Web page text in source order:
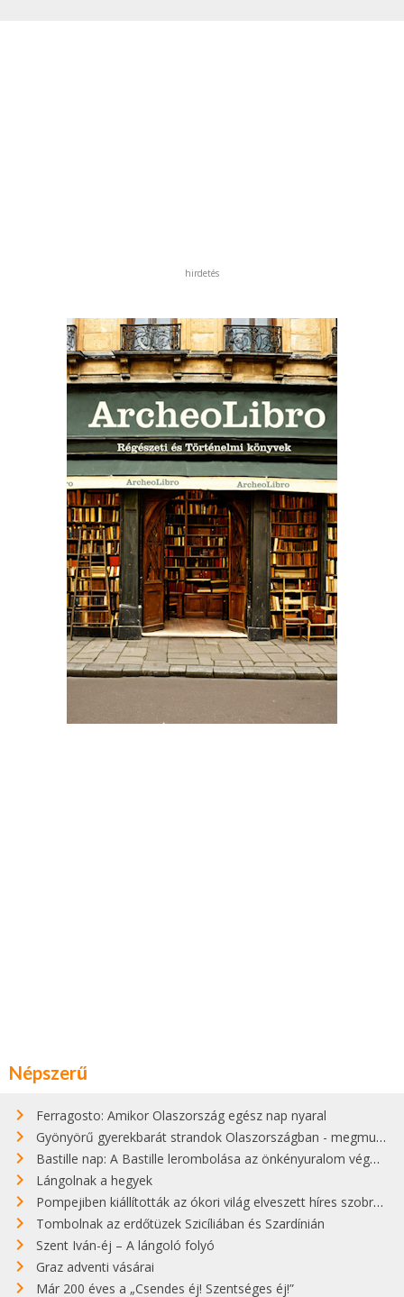
hirdetés
Népszerű
Ferragosto: Amikor Olaszország egész nap nyaral
Gyönyörű gyerekbarát strandok Olaszországban - megmutatjuk a 15 legjobbat
Bastille nap: A Bastille lerombolása az önkényuralom végét jelentette
Lángolnak a hegyek
Pompejiben kiállították az ókori világ elveszett híres szobrának másolatát
Tombolnak az erdőtüzek Szicíliában és Szardínián
Szent Iván-éj – A lángoló folyó
Graz adventi vásárai
Már 200 éves a „Csendes éj! Szentséges éj!”